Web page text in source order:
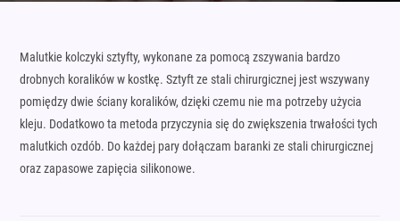
Malutkie kolczyki sztyfty, wykonane za pomocą zszywania bardzo
drobnych koralików w kostkę. Sztyft ze stali chirurgicznej jest wszywany
pomiędzy dwie ściany koralików, dzięki czemu nie ma potrzeby użycia
kleju. Dodatkowo ta metoda przyczynia się do zwiększenia trwałości tych
malutkich ozdób. Do każdej pary dołączam baranki ze stali chirurgicznej
oraz zapasowe zapięcia silikonowe.